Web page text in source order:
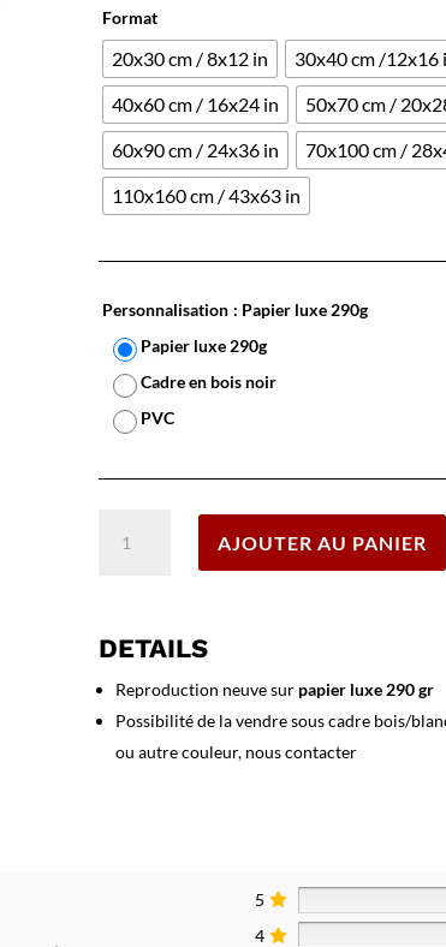
Format
20x30 cm / 8x12 in 30x40 cm /12x16
40x60 cm / 16x24 in
50x70 cm /
60x90 cm / 24x36 in
70x100 cm /
110x160 cm / 43x63 in
Personnalisation : Papier luxe 290g
Papier luxe 290g
Cadre en bois noir
PVC
Grand
Hotel
du
AJOUTER AU PANIER
DETAILS
Reproduction neuve sur papier luxe 290 gr
Possibilité de la vendre sous cadre bois/
ou autre couleur, nous contacter
5
4